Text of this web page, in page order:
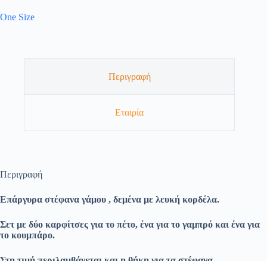
One Size
Περιγραφή
Εταιρία
Περιγραφή
Επάργυρα στέφανα γάμου , δεμένα με λευκή κορδέλα.
Σετ με δύο καρφίτσες για το πέτο, ένα για το γαμπρό και ένα για
το κουμπάρο.